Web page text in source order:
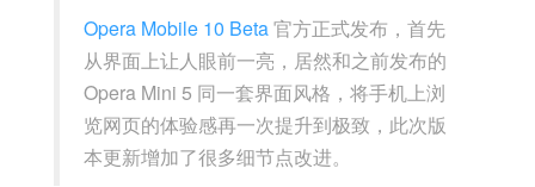
Opera Mobile 10 Beta官方正式发布，首先
从界面上让人眼前一亮，居然和之前发布的
Opera Mini 5 同一套界面风格，将手机上浏
览网页的体验感再一次提升到极致，此次版
本更新增加了很多细节点改进。